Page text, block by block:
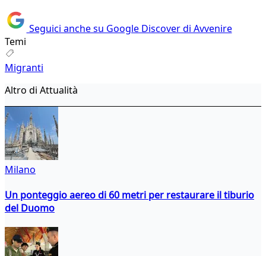
Seguici anche su Google Discover di Avvenire
Temi
Migranti
Altro di Attualità
Milano
Un ponteggio aereo di 60 metri per restaurare il tiburio
del Duomo